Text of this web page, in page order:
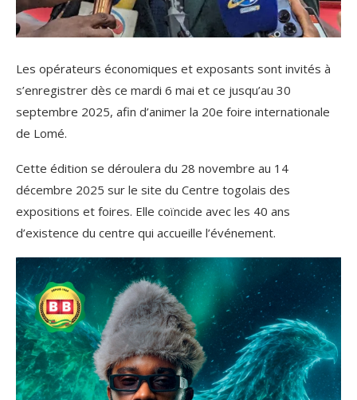
Les opérateurs économiques et exposants sont invités à
s’enregistrer dès ce mardi 6 mai et ce jusqu’au 30
septembre 2025, afin d’animer la 20e foire internationale
de Lomé.
Cette édition se déroulera du 28 novembre au 14
décembre 2025 sur le site du Centre togolais des
expositions et foires. Elle coïncide avec les 40 ans
d’existence du centre qui accueille l’événement.